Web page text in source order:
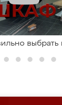
выбрать